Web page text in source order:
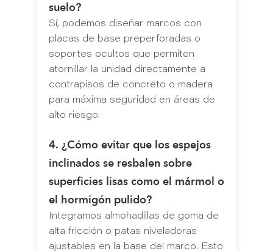
suelo?
Sí, podemos diseñar marcos con
placas de base preperforadas o
soportes ocultos que permiten
atornillar la unidad directamente a
contrapisos de concreto o madera
para máxima seguridad en áreas de
alto riesgo.
4. ¿Cómo evitar que los espejos
inclinados se resbalen sobre
superficies lisas como el mármol o
el hormigón pulido?
Integramos almohadillas de goma de
alta fricción o patas niveladoras
ajustables en la base del marco. Esto